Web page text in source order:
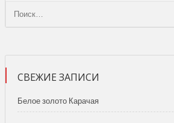
СВЕЖИЕ ЗАПИСИ
Белое золото Карачая